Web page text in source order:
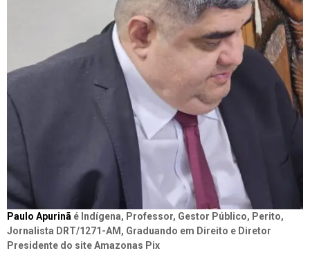
Paulo Apurinã é Indígena, Professor, Gestor Público, Perito,
Jornalista DRT/1271-AM, Graduando em Direito e Diretor
Presidente do site Amazonas Pix